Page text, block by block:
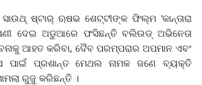
ଷ୍ଟାର୍ ଋଷଭ ଶେଟ୍ଟୀଙ୍କ ଫିଲ୍ମ ‘କାନ୍ତାରା
ଦେଇ ଅଡୁଆରେ ଫସିଛନ୍ତି ବଲିଉଡ୍ ଅଭିନେତା
ଆହତ କରିବା, ଦୈବ ପରମ୍ପରାର ଅପମାନ ଏବଂ
ପାଇଁ ପ୍ରଶାନ୍ତ ମେଥଲ ନାମକ ଜଣେ ବ୍ୟକ୍ତି
ରୁଜୁ କରିଛନ୍ତି ।